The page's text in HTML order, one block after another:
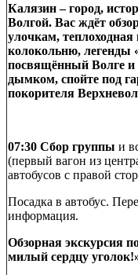
Калязин – город,
Волгой. Вас ждёт
улочкам,
колокольню, легенды
посвящённый Волге и
дымком, спойте под
покорителя
07:30 Сбор группы и
(первый вагон из
автобусов с правой
Посадка в автобус.
информация.
Обзорная экскурсия
милый сердцу